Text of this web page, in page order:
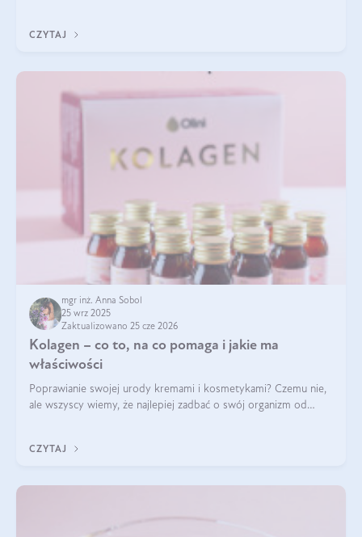
CZYTAJ
mgr inż. Anna Sobol
25 wrz 2025
Zaktualizowano 25 cze 2026
Kolagen – co to, na co pomaga i jakie ma
właściwości
Poprawianie swojej urody kremami i kosmetykami? Czemu nie,
ale wszyscy wiemy, że najlepiej zadbać o swój organizm od
wysokiej jakości suplem
CZYTAJ